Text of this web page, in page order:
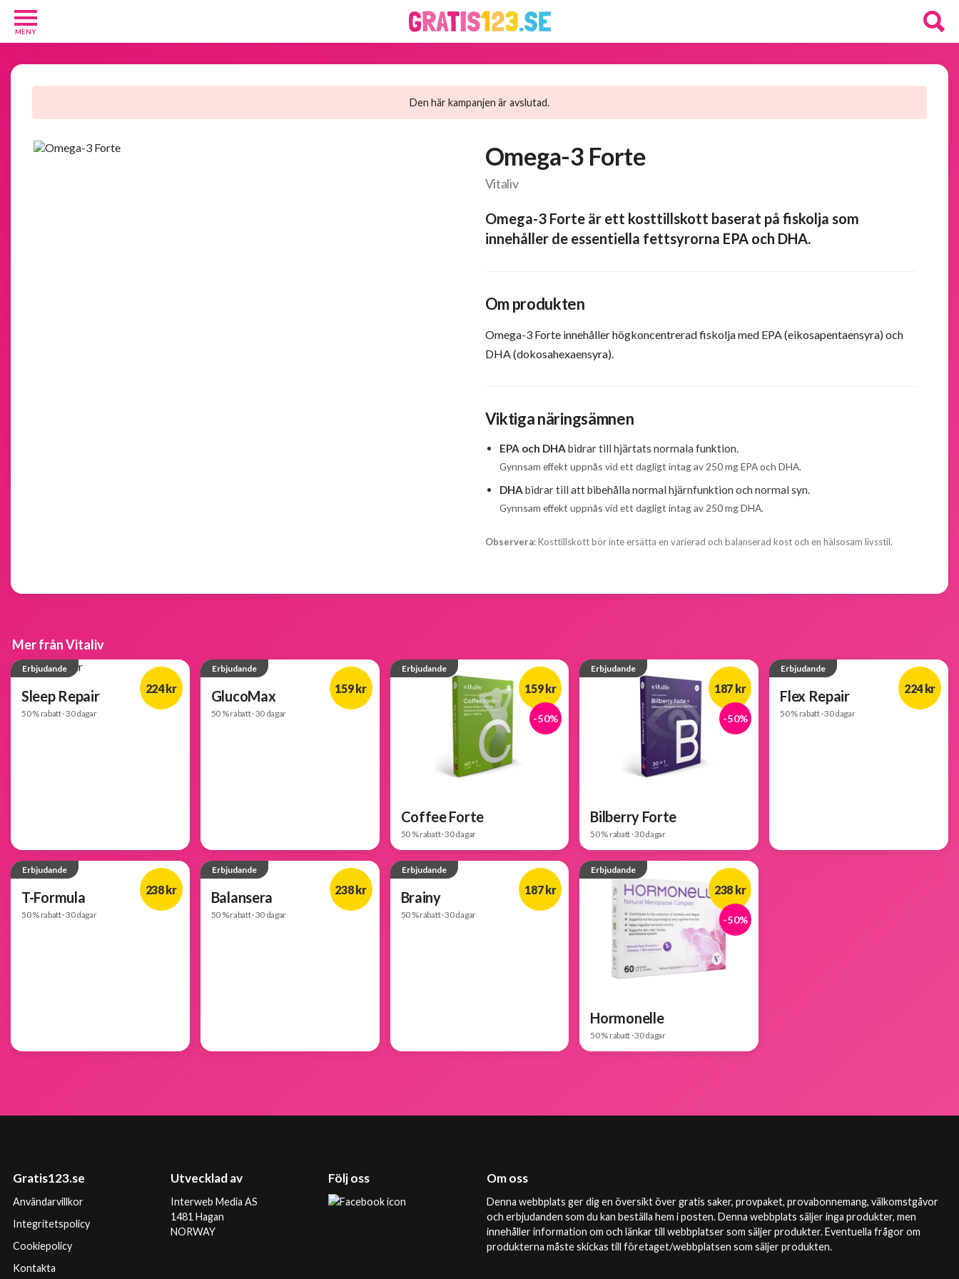
MENY
Den här kampanjen är avslutad.
Omega-3 Forte
Vitaliv
Omega-3 Forte är ett kosttillskott baserat på fiskolja som
innehåller de essentiella fettsyrorna EPA och DHA.
Om produkten
Omega-3 Forte innehåller högkoncentrerad fiskolja med EPA (eikosapentaensyra) och
DHA (dokosahexaensyra).
Viktiga näringsämnen
EPA och DHAbidrar till hjärtats normala funktion.
Gynnsam effekt uppnås vid ett dagligt intag av 250 mg EPA och DHA.
DHAbidrar till att bibehålla normal hjärnfunktion och normal syn.
Gynnsam effekt uppnås vid ett dagligt intag av 250 mg DHA.
Observera: Kosttillskott bör inte ersätta en varierad och balanserad kost och en hälsosam livsstil.
Mer från Vitaliv
Erbjudande
Sleep Repair
50 % rabatt · 30 dagar
224 kr
Erbjudande
GlucoMax
50 % rabatt · 30 dagar
159 kr
-50%
Erbjudande
Coffee Forte
50 % rabatt · 30 dagar
159 kr
-50%
Erbjudande
Bilberry Forte
50 % rabatt · 30 dagar
187 kr
Erbjudande
Flex Repair
50 % rabatt · 30 dagar
224 kr
Erbjudande
T-Formula
50 % rabatt · 30 dagar
238 kr
Erbjudande
Balansera
50 % rabatt · 30 dagar
238 kr
Erbjudande
Brainy
50 % rabatt · 30 dagar
187 kr
-50%
Erbjudande
Hormonelle
50 % rabatt · 30 dagar
238 kr
Baby
Diverse
Kosttillskott
Gratis123.se
Användarvillkor
Integritetspolicy
Cookiepolicy
Kontakta
Utvecklad av
Interweb Media AS
1481 Hagan
NORWAY
Följ oss Om oss
Denna webbplats ger dig en översikt över gratis saker, provpaket, provabonnemang, välkomstgåvor
och erbjudanden som du kan beställa hem i posten. Denna webbplats säljer inga produkter, men
innehåller information om och länkar till webbplatser som säljer produkter. Eventuella frågor om
produkterna måste skickas till företaget/webbplatsen som säljer produkten.